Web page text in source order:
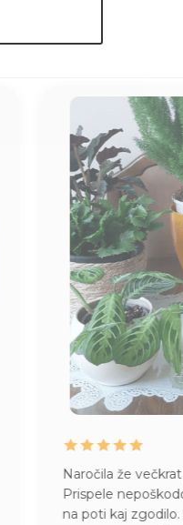
Naročila že
Prispele
na poti kaj